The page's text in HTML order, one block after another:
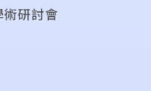
術研討會